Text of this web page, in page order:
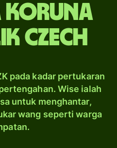
koruna
Czech
pada kadar pertukaran
Wise ialah
untuk menghantar,
wang seperti warga